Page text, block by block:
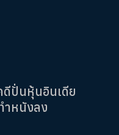
ปั่นหุ้นอินเดีย
ำหนังลง